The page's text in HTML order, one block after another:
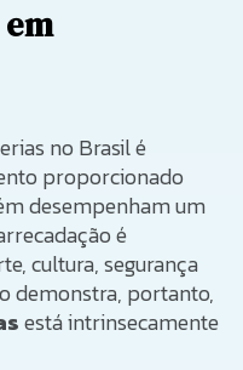
no Brasil é
proporcionado
desempenham um
é
cultura, segurança
demonstra, portanto,
está intrinsecamente